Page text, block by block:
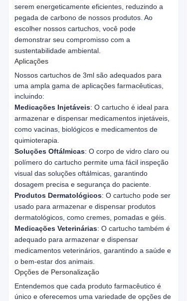
serem energeticamente eficientes, reduzindo a
pegada de carbono de nossos produtos. Ao
escolher nossos cartuchos, você pode
demonstrar seu compromisso com a
sustentabilidade ambiental.
Aplicações
Nossos cartuchos de 3ml são adequados para
uma ampla gama de aplicações farmacêuticas,
incluindo:
Medicações Injetáveis: O cartucho é ideal para
armazenar e dispensar medicamentos injetáveis,
como vacinas, biológicos e medicamentos de
quimioterapia.
Soluções Oftálmicas: O corpo de vidro claro ou
polímero do cartucho permite uma fácil inspeção
visual das soluções oftálmicas, garantindo
dosagem precisa e segurança do paciente.
Produtos Dermatológicos: O cartucho pode ser
usado para armazenar e dispensar produtos
dermatológicos, como cremes, pomadas e géis.
Medicações Veterinárias: O cartucho também é
adequado para armazenar e dispensar
medicamentos veterinários, garantindo a saúde e
o bem-estar dos animais.
Opções de Personalização
Entendemos que cada produto farmacêutico é
único e oferecemos uma variedade de opções de